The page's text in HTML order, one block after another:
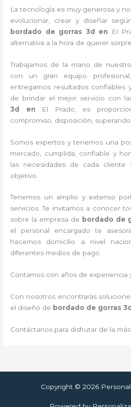
La tecnología es muy generosa y
evolucionar, crear y diseñar
bordado de gorras 3d
en
El
alternativa a la hora de querer
Trabajamos de la mano de
con un gran equipo
entregamos resultados confiables
de brindar el mejor servicio con
3d
en
El Prado, es
compromiso, disposición, superando
Somos expertos y tenemos una
mercado, cumplida, confiable y
las necesidades de cada cliente
objetivo.
Tenemos un amplio y extenso
servicios. Te invitamos a conocer
sobre la empresa de bordado de
el personal encargado te
hacemos domicilio a nivel
diferentes medios de pago.
Contamos con años de experiencia
Con nosotros encontrarás
el diseño de bordado de gorras 3d
Contáctanos para disfrutar de la
Copyright © 2026